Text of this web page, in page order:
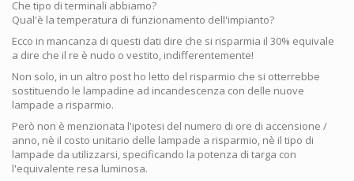
Che tipo di terminali abbiamo?
Qual'è la temperatura di funzionamento dell'impianto?
Ecco in mancanza di questi dati dire che si risparmia il 30% equivale
a dire che il re è nudo o vestito, indifferentemente!
Non solo, in un altro post ho letto del risparmio che si otterrebbe
sostituendo le lampadine ad incandescenza con delle nuove
lampade a risparmio.
Però non è menzionata l'ipotesi del numero di ore di accensione /
anno, nè il costo unitario delle lampade a risparmio, nè il tipo di
lampade da utilizzarsi, specificando la potenza di targa con
l'equivalente resa luminosa.